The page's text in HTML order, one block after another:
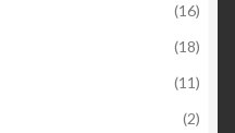
(16)
(18)
(11)
(2)